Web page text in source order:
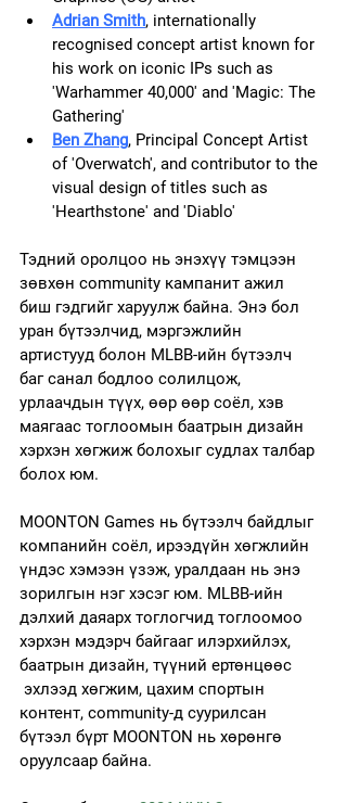
Adrian Smith, internationally
recognised concept artist known for
his work on iconic IPs such as
'Warhammer 40,000' and 'Magic: The
Gathering'
Ben Zhang, Principal Concept Artist
of 'Overwatch', and contributor to the
visual design of titles such as
'Hearthstone' and 'Diablo'
Тэдний оролцоо нь энэхүү тэмцээн
зөвхөн community кампанит ажил
биш гэдгийг харуулж байна. Энэ бол
уран бүтээлчид, мэргэжлийн
артистууд болон MLBB-ийн бүтээлч
баг санал бодлоо солилцож,
урлаачдын түүх, өөр өөр соёл, хэв
маягаас тоглоомын баатрын дизайн
хэрхэн хөгжиж болохыг судлах талбар
болох юм.
MOONTON Games нь бүтээлч байдлыг
компанийн соёл, ирээдүйн хөгжлийн
үндэс хэмээн үзэж, уралдаан нь энэ
зорилгын нэг хэсэг юм. MLBB-ийн
дэлхий даяарх тоглогчид тоглоомоо
хэрхэн мэдэрч байгааг илэрхийлэх,
баатрын дизайн, түүний ертөнцөөс
эхлээд хөгжим, цахим спортын
контент, community-д суурилсан
бүтээл бүрт MOONTON нь хөрөнгө
оруулсаар байна.